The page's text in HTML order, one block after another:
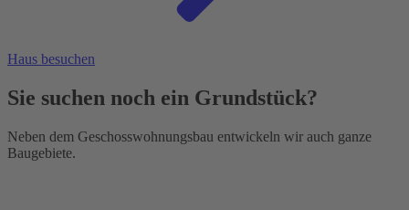
Haus besuchen
Sie suchen noch ein Grundstück?
Neben dem Geschosswohnungsbau entwickeln wir auch ganze
Baugebiete.